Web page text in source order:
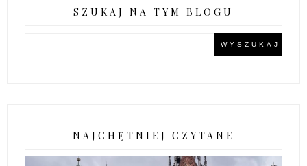
SZUKAJ NA TYM BLOGU
NAJCHĘTNIEJ CZYTANE